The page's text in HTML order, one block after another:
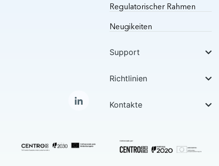
Regulatorischer Rahmen
Neugikeiten
Support
Richtlinien
Kontakte